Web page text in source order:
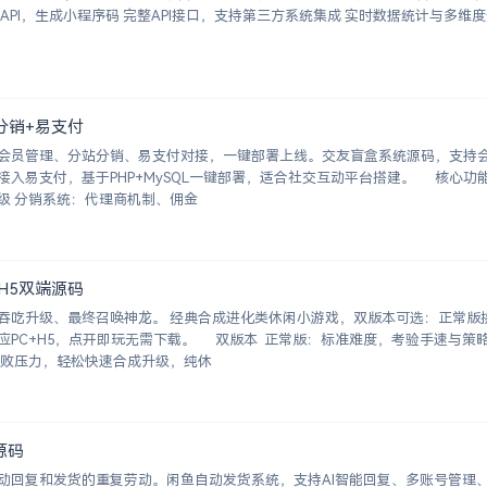
销+易支付
员管理、分站分销、易支付对接，一键部署上线。交友盲盒系统源码，支持
入易支付，基于PHP+MySQL一键部署，适合社交互动平台搭建。 核心功能
员系统：自定义价格、会员等级 分销系统：代理商机制、佣金
双端源码
吃升级、最终召唤神龙。 经典合成进化类休闲小游戏，双版本可选：正常版
无需下载。 双版本 正常版：标准难度，考验手速与策略，循
版：无失败压力，轻松快速合成升级，纯休
码
回复和发货的重复劳动。闲鱼自动发货系统，支持AI智能回复、多账号管理